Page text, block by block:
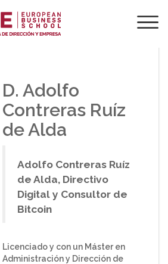
DE EUDE
D. Adolfo
Contreras Ruíz
de Alda
Adolfo Contreras Ruíz
de Alda, Directivo
Digital y Consultor de
Bitcoin
Licenciado y con un Máster en
Administración y Dirección de